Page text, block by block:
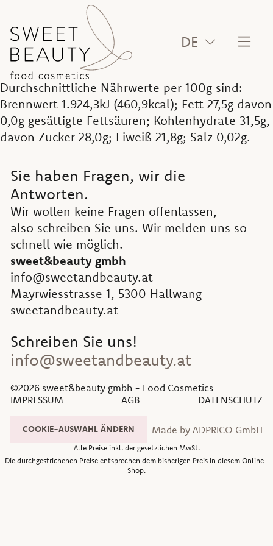
DE
Durchschnittliche Nährwerte per 100g sind:
Brennwert 1.924,3kJ (460,9kcal); Fett 27,5g davon
0,0g gesättigte Fettsäuren; Kohlenhydrate 31,5g,
davon Zucker 28,0g; Eiweiß 21,8g; Salz 0,02g.
Sie haben Fragen, wir die
Antworten.
Wir wollen keine Fragen offenlassen,
also schreiben Sie uns. Wir melden uns so
schnell wie möglich.
sweet&beauty gmbh
info@sweetandbeauty.at
Mayrwiesstrasse 1, 5300 Hallwang
sweetandbeauty.at
Schreiben Sie uns!
info@sweetandbeauty.at
©2026 sweet&beauty gmbh - Food Cosmetics
IMPRESSUM
AGB DATENSCHUTZ
COOKIE-AUSWAHL ÄNDERN Made by ADPRICO GmbH
Alle Preise inkl. der gesetzlichen MwSt.
Die durchgestrichenen Preise entsprechen dem bisherigen Preis in diesem Online-
Shop.